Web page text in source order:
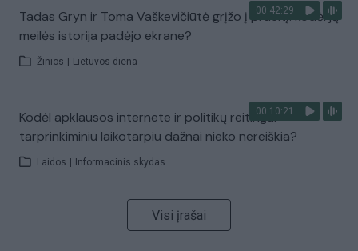
00:42:29
Tadas Gryn ir Toma Vaškevičiūtė grįžo į praeitį: kodėl jų
meilės istorija padėjo ekrane?
Žinios Lietuvos diena
00:10:21
Kodėl apklausos internete ir politikų reitingai
tarprinkiminiu laikotarpiu dažnai nieko nereiškia?
Laidos Informacinis skydas
Visi įrašai